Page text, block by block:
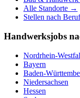
Alle Standorte →
Stellen nach
Handwerksjobs
Nordrhein-
Bayern
Baden-
Niedersachsen
Hessen